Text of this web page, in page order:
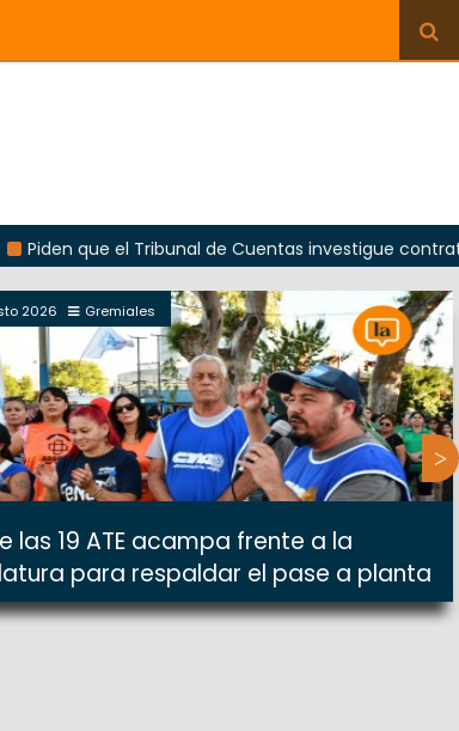
el Tribunal de Cuentas investigue contratación de
2026 Gremiales
las 19 ATE acampa frente a la
para respaldar el pase a planta